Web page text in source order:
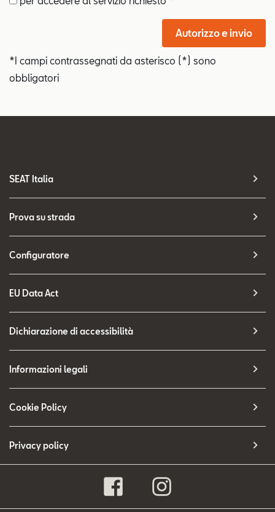
Autorizzo e invio
*I campi contrassegnati da asterisco (*) sono
obbligatori
SEAT Italia
Prova su strada
Configuratore
EU Data Act
Dichiarazione di accessibilità
Informazioni legali
Cookie Policy
Privacy policy